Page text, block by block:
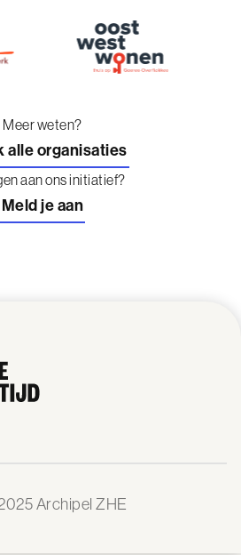
Meer weten?
alle organisaties
aan ons initiatief?
Meld je aan
Archipel ZHE